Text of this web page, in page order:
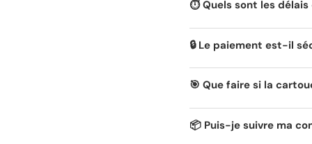
⏱️ Quels sont les délais
🔒 Le paiement est-il
🎯 Que faire si la
📦 Puis-je suivre ma